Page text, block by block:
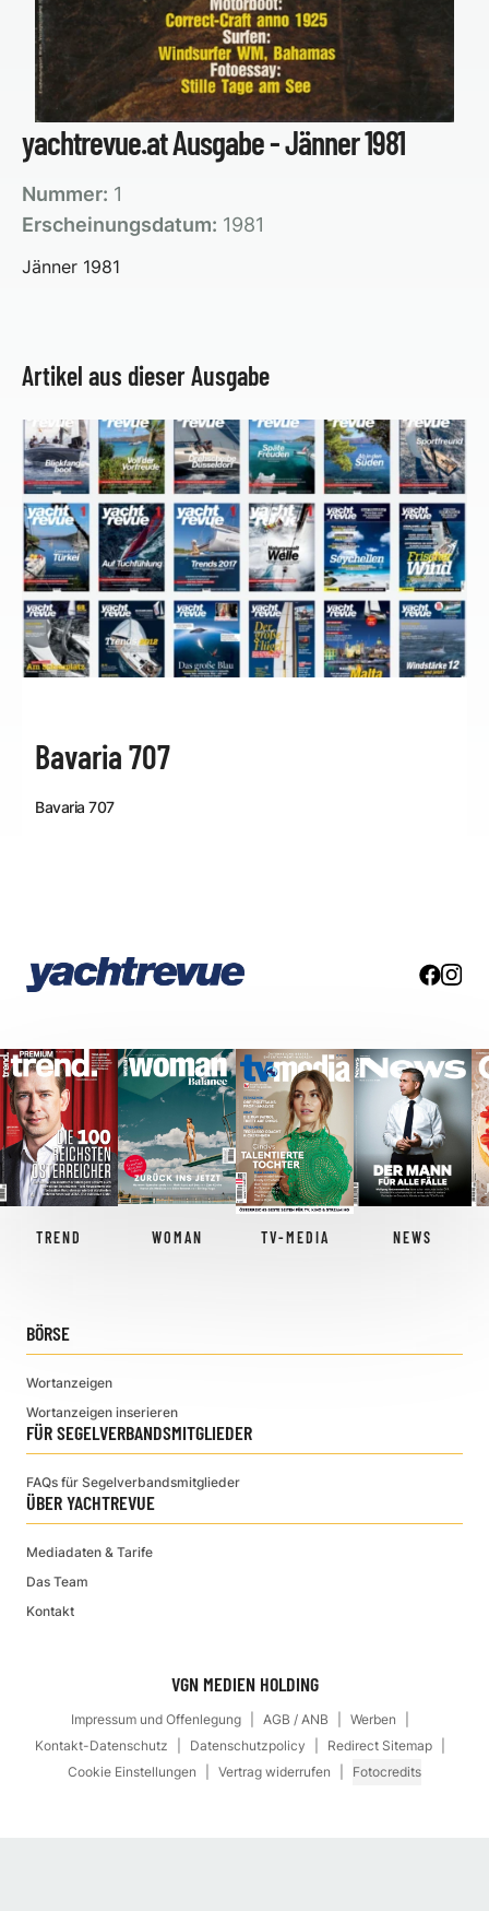
yachtrevue.at Ausgabe - Jänner 1981
Nummer: 1
Erscheinungsdatum: 1981
Jänner 1981
Artikel aus dieser Ausgabe
Bavaria 707
Bavaria 707
TREND WOMAN TV-MEDIA NEWS
BÖRSE
Wortanzeigen
Wortanzeigen inserieren
FÜR SEGELVERBANDSMITGLIEDER
FAQs für Segelverbandsmitglieder
ÜBER YACHTREVUE
Mediadaten & Tarife
Das Team
Kontakt
VGN MEDIEN HOLDING
Impressum und Offenlegung AGB / ANB
Werben
Kontakt-Datenschutz
Datenschutzpolicy
Redirect Sitemap
Cookie Einstellungen
Vertrag widerrufen Fotocredits